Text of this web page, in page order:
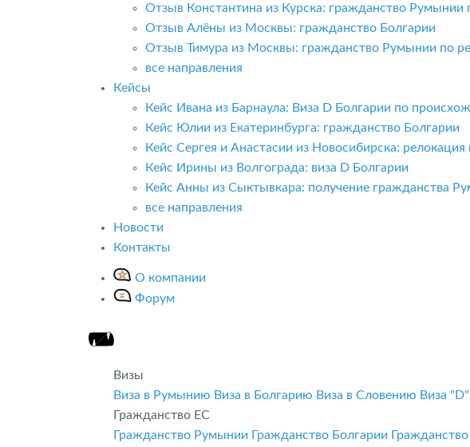
Отзыв Константина из Курска: гражданство Румынии
Отзыв Алёны из Москвы: гражданство Болгарии
Отзыв Тимура из Москвы: гражданство Румынии по
все направления
Кейсы
Кейс Ивана из Барнаула: Виза D Болгарии по
Кейс Юлии из Екатеринбурга: гражданство Болгарии
Кейс Сергея и Анастасии из Новосибирска:
Кейс Ирины из Волгограда: виза D Болгарии
Кейс Анны из Сыктывкара: получение гражданства
все направления
Новости
Контакты
О компании
Форум
Визы
Виза в Румынию Виза в Болгарию Виза в Словению Виза
Гражданство ЕС
Гражданство Румынии Гражданство Болгарии